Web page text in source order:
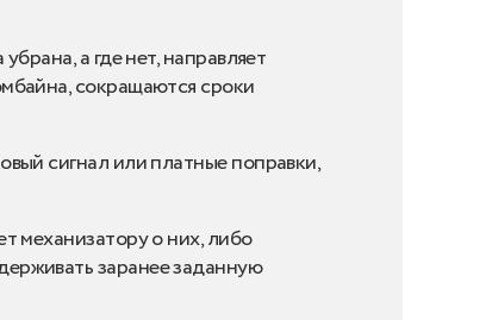
а где нет, направляет
сокращаются сроки
сигнал или платные поправки,
механизатору о них, либо
заранее заданную